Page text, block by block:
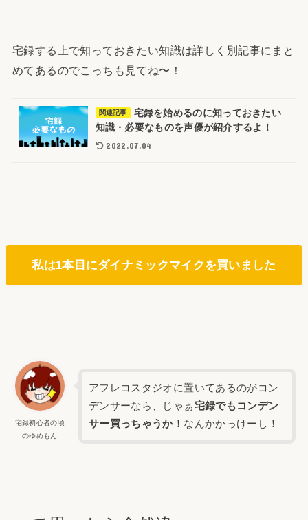
宅録する上で知っておきたい知識は詳しく別記事にまと
めてあるのでこっちも見てね〜！
関連記事
宅録を始めるのに知っておきたい
知識・必要なものを声優が紹介するよ！
2022.07.04
私は1本目にダイナミックマイクを買いました
宅録初心者の頃
のゆめもん
アフレコスタジオに置いてあるのがコン
デンサーなら、じゃぁ宅録でもコンデン
サー買っちゃうか！ なんかかっけーし！